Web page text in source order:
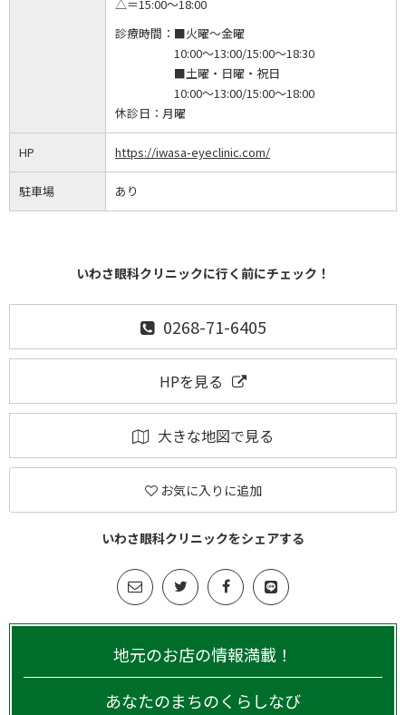
△＝15:00～18:00
診療時間： ■火曜～金曜
10:00～13:00/15:00～18:30
■土曜・日曜・祝日
10:00～13:00/15:00～18:00
休診日： 月曜
HP https://iwasa-eyeclinic.com/
駐車場 あり
いわさ眼科クリニックに行く前にチェック！
0268-71-6405
HPを見る
大きな地図で見る
お気に入りに追加
いわさ眼科クリニックをシェアする
地元のお店の情報満載！
あなたのまちのくらしなび